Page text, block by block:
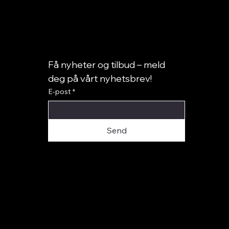
Få nyheter og tilbud – meld
deg på vårt nyhetsbrev!
E-post *
Send